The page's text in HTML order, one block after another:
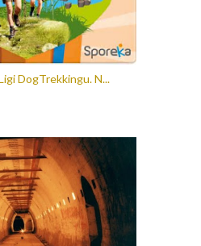
DogTrekkingu. N...